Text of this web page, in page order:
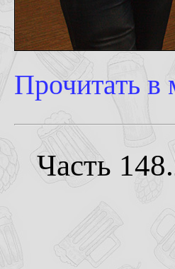
Прочитать
Часть